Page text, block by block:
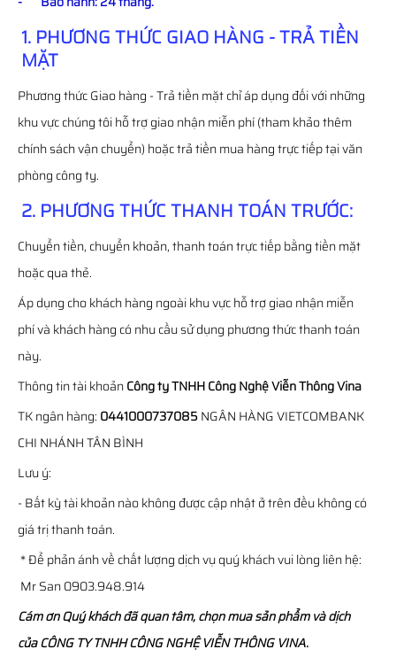
1. PHƯƠNG THỨC GIAO HÀNG - TRẢ TIỀN
MẶT
Phương thức Giao hàng - Trả tiền mặt chỉ áp dụng đối với những
khu vực chúng tôi hỗ trợ giao nhận miễn phí (tham khảo thêm
chính sách vận chuyển) hoặc trả tiền mua hàng trực tiếp tại văn
phòng công ty.
2. PHƯƠNG THỨC THANH TOÁN TRƯỚC:
Chuyển tiền, chuyển khoản, thanh toán trực tiếp bằng tiền mặt
hoặc qua thẻ.
Áp dụng cho khách hàng ngoài khu vực hỗ trợ giao nhận miễn
phí và khách hàng có nhu cầu sử dụng phương thức thanh toán
này.
Thông tin tài khoảnCông ty TNHH Công Nghệ Viễn Thông Vina
TK ngân hàng: 0441000737085NGÂN HÀNG VIETCOMBANK
CHI NHÁNH TÂN BÌNH
Lưu ý:
- Bất kỳ tài khoản nào không được cập nhật ở trên đều không có
giá trị thanh toán.
* Để phản ánh về chất lượng dịch vụ quý khách vui lòng liên hệ:
Mr San 0903.948.914
Cám ơn Quý khách đã quan tâm, chọn mua sản phẩm và dịch
của CÔNG TY TNHH CÔNG NGHỆ VIỄN THÔNG VINA.